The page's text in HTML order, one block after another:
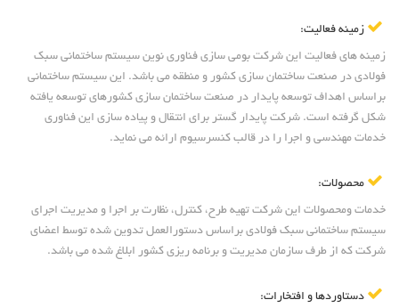
زمینه فعالیت:
زمینه های فعالیت این شرکت بومی سازی فناوری نوین سیستم ساختمانی سبک
فولادی در صنعت ساختمان سازی کشور و منطقه می باشد. این سیستم ساختمانی
براساس اهداف توسعه پایدار در صنعت ساختمان سازی کشورهای توسعه یافته
شکل گرفته است. شرکت پایدار گستر برای انتقال و پیاده سازی این فناوری
خدمات مهندسی و اجرا را در قالب کنسرسیوم ارائه می نماید.
محصولات:
خدمات ومحصولات این شرکت تهیه طرح، کنترل، نظارت بر اجرا و مدیریت اجرای
سیستم ساختمانی سبک فولادی براساس دستورالعمل تدوین شده توسط اعضای
شرکت که از طرف سازمان مدیریت و برنامه ریزی کشور ابلاغ شده می باشد.
دستاوردها و افتخارات: